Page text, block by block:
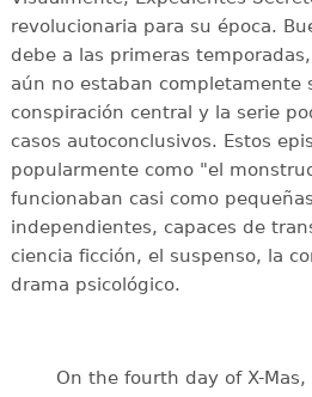
revolucionaria para su época.
debe a las primeras
aún no estaban completamente
conspiración central y la serie
casos autoconclusivos. Estos
popularmente como "el
funcionaban casi como
independientes, capaces de
ciencia ficción, el suspenso, la
drama psicológico.
On the fourth day of X-